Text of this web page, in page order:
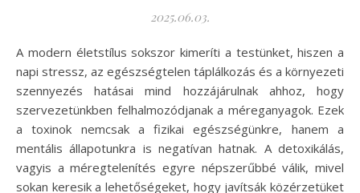
2025.06.03.
A modern életstílus sokszor kimeríti a testünket, hiszen a
napi stressz, az egészségtelen táplálkozás és a környezeti
szennyezés hatásai mind hozzájárulnak ahhoz, hogy
szervezetünkben felhalmozódjanak a méreganyagok. Ezek
a toxinok nemcsak a fizikai egészségünkre, hanem a
mentális állapotunkra is negatívan hatnak. A detoxikálás,
vagyis a méregtelenítés egyre népszerűbbé válik, mivel
sokan keresik a lehetőségeket, hogy javítsák közérzetüket